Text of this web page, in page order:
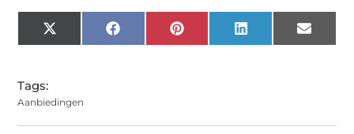
X
(Twitter)
Facebook Pinterest LinkedIn Email
Tags:
Aanbiedingen